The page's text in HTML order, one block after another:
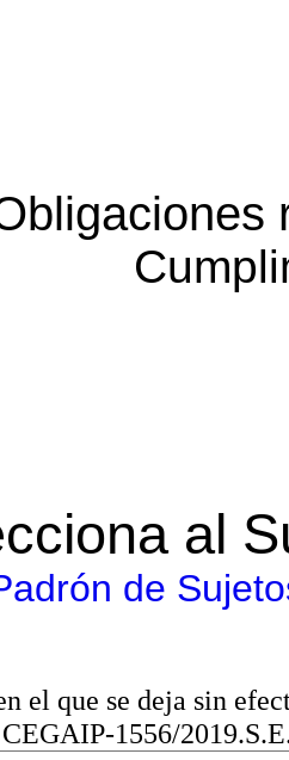
al
de
el que se deja sin
CEGAIP-1556/